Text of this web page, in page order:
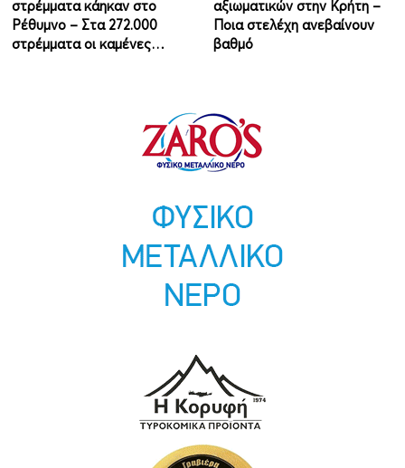
στρέμματα κάηκαν στο
Ρέθυμνο – Στα 272.000
στρέμματα οι καμένες…
αξιωματικών στην Κρήτη –
Ποια στελέχη ανεβαίνουν
βαθμό